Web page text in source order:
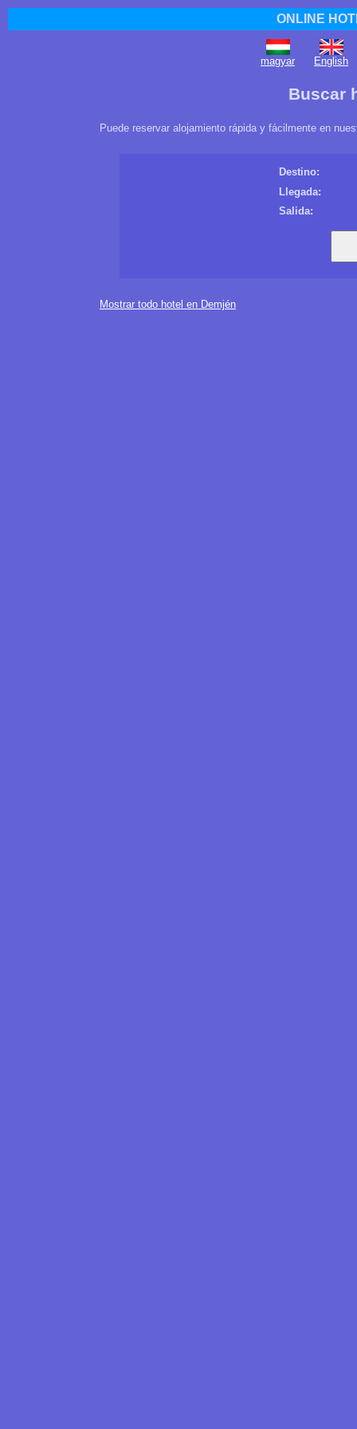
ONLINE
magyar English
Buscar
Puede reservar alojamiento rápida y fácilmente en
Destino:
Llegada:
Salida:
Mostrar todo hotel en Demjén